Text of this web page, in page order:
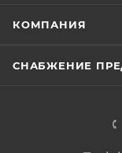
КОМПАНИЯ
СНАБЖЕНИЕ